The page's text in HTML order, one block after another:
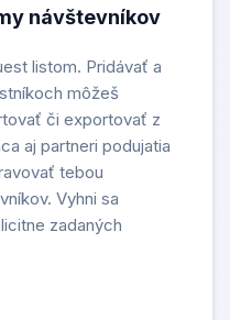
návštevníkov
listom. Pridávať a
môžeš
či exportovať z
aj partneri podujatia
tebou
Vyhni sa
zadaných